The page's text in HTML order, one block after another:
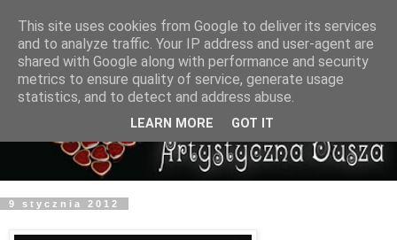
9 stycznia 2012
This site uses cookies from Google to deliver its services
and to analyze traffic. Your IP address and user-agent are
shared with Google along with performance and security
metrics to ensure quality of service, generate usage
statistics, and to detect and address abuse.
LEARN MORE GOT IT